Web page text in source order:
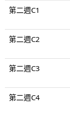
第二週C1
第二週C2
第二週C3
第二週C4